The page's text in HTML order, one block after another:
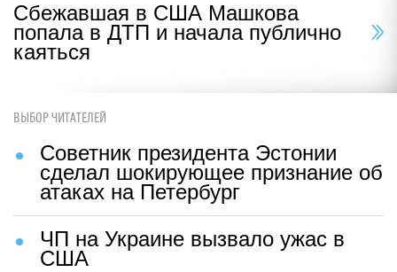
Сбежавшая в США Машкова
попала в ДТП и начала публично
каяться
ВЫБОР ЧИТАТЕЛЕЙ
Советник президента Эстонии
сделал шокирующее признание об
атаках на Петербург
ЧП на Украине вызвало ужас в
США